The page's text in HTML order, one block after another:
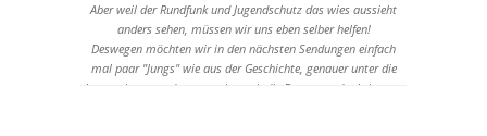
Aber weil der Rundfunk und Jugendschutz das wies aussieht
anders sehen, müssen wir uns eben selber helfen!
Deswegen möchten wir in den nächsten Sendungen einfach
mal paar "Jungs" wie aus der Geschichte, genauer unter die
Lupe nehmen und untersuchen, ob die Benotung der Lehrer so